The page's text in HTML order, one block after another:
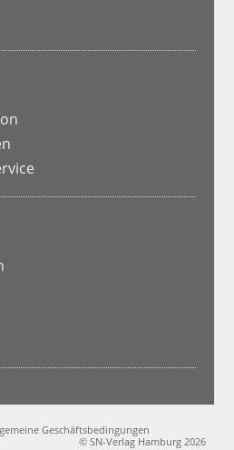
Geschäftsbedingungen
© SN-Verlag Hamburg 2026